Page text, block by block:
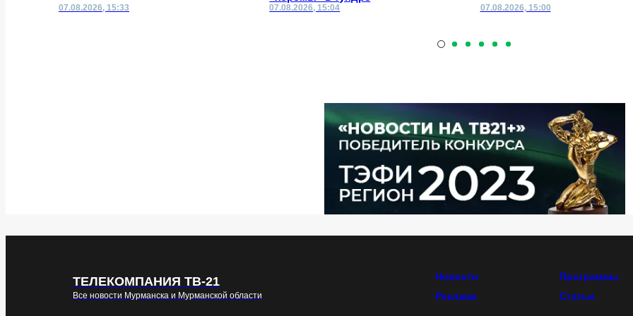
07.08.2026, 15:33 07.08.2026, 15:04 07.08.2026, 15:00
ТЕЛЕКОМПАНИЯ ТВ-21
Все новости Мурманска и Мурманской области
Новости Программы
Реклама
Статьи